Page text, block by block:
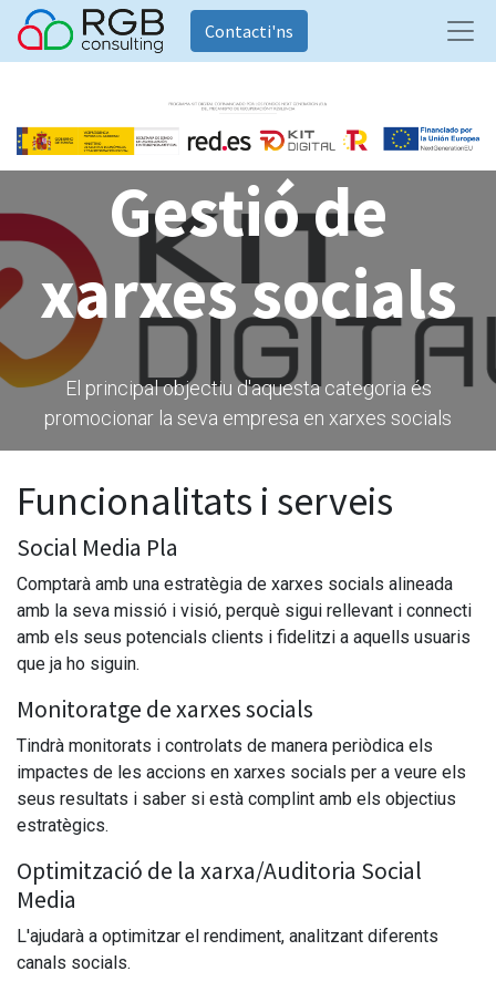
Contacti'ns
Gestió de
xarxes socials
​El principal objectiu d'aquesta categoria és
promocionar la seva empresa en xarxes socials
Funcionalitats i serveis
Social Media Pla
Comptarà amb una estratègia de xarxes socials alineada
amb la seva missió i visió, perquè sigui rellevant i connecti
amb els seus potencials clients i fidelitzi a aquells usuaris
que ja ho siguin.
Monitoratge de xarxes socials
Tindrà monitorats i controlats de manera periòdica els
impactes de les accions en xarxes socials per a veure els
seus resultats i saber si està complint amb els objectius
estratègics.
Optimització de la xarxa/Auditoria Social
Media
L'ajudarà a optimitzar el rendiment, analitzant diferents
canals socials.